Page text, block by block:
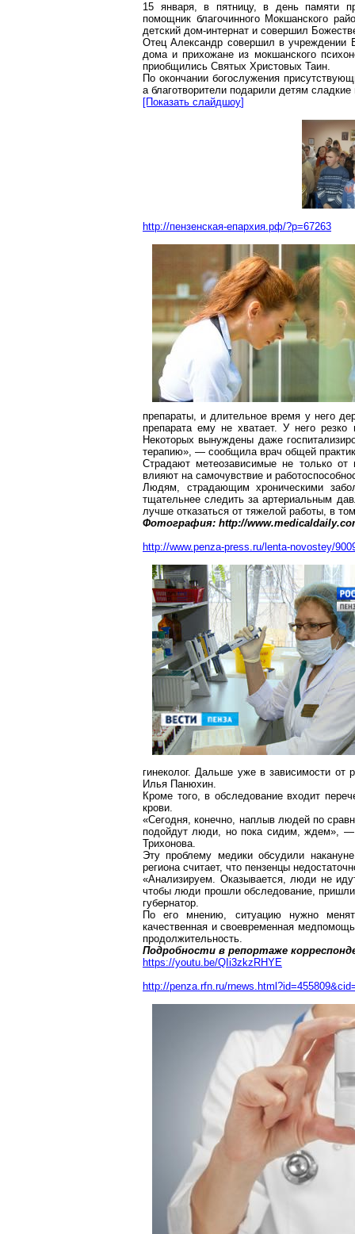
15 января, в пятницу, в день памяти
помощник благочинного Мокшанского
детский дом-интернат и совершил
Отец Александр совершил в учреждении
дома и прихожане из мокшанского
приобщились Святых Христовых Таин.
По окончании богослужения
а благотворители подарили детям сладкие
[Показать слайдшоу]
http://пензенская-епархия.рф/?p=67263
препараты, и длительное время у него
препарата ему не хватает. У него
Некоторыхвынуждены даже
терапию», — сообщила врач общей
Страдаютметеозависимые не только от
влияют на самочувствие и
Людям, страдающим хроническими
тщательнее следить за артериальным
лучше отказаться от тяжелой работы, в
Фотография: http://
http://www.penza-press.ru/lenta-novostey/
гинеколог. Дальше уже в зависимости
Илья Панюхин.
Кроме того, в обследование входит
крови.
«Сегодня, конечно, наплыв людей по
подойдут люди, но пока сидим, ждем»,
Трихонова.
Эту проблему медики обсудили
региона считает, что пензенцы
«Анализируем. Оказывается, люди не
чтобы люди прошли обследование,
губернатор.
По его мнению, ситуацию нужно
качественная и своевременная
продолжительность.
Подробности в репортаже
https://youtu.be/QIi3zkzRHYE
http://penza.rfn.ru/